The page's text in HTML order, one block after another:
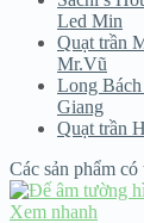
Led Min
Quạt trần
Mr.Vũ
Long
Giang
Quạt trần
Các sản phẩm có
Xem nhanh